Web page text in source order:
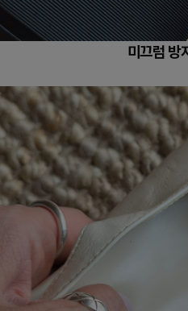
미끄럼 방